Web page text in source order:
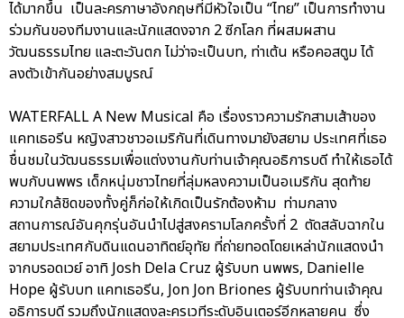
ได้มากขึ้น เป็นละครภาษาอังกฤษที่มีหัวใจเป็น “ไทย” เป็นการทำงาน
ร่วมกันของทีมงานและนักแสดงจาก 2 ซีกโลก ที่ผสมผสาน
วัฒนธรรมไทย และตะวันตก ไม่ว่าจะเป็นบท, ท่าเต้น หรือคอสตูม ได้
ลงตัวเข้ากันอย่างสมบูรณ์
WATERFALL A New Musical คือ เรื่องราวความรักสามเส้าของ
แคทเธอรีน หญิงสาวชาวอเมริกันที่เดินทางมายังสยาม ประเทศที่เธอ
ชื่นชมในวัฒนธรรมเพื่อแต่งงานกับท่านเจ้าคุณอธิการบดี ทำให้เธอได้
พบกับนพพร เด็กหนุ่มชาวไทยที่ลุ่มหลงความเป็นอเมริกัน สุดท้าย
ความใกล้ชิดของทั้งคู่ก็ก่อให้เกิดเป็นรักต้องห้าม ท่ามกลาง
สถานการณ์อันคุกรุ่นอันนำไปสู่สงครามโลกครั้งที่ 2 ตัดสลับฉากใน
สยามประเทศกับดินแดนอาทิตย์อุทัย ที่ถ่ายทอดโดยเหล่านักแสดงนำ
จากบรอดเวย์ อาทิ Josh Dela Cruz ผู้รับบท นพพร, Danielle
Hope ผู้รับบท แคทเธอรีน, Jon Jon Briones ผู้รับบทท่านเจ้าคุณ
อธิการบดี รวมถึงนักแสดงละครเวทีระดับอินเตอร์อีกหลายคน ซึ่ง